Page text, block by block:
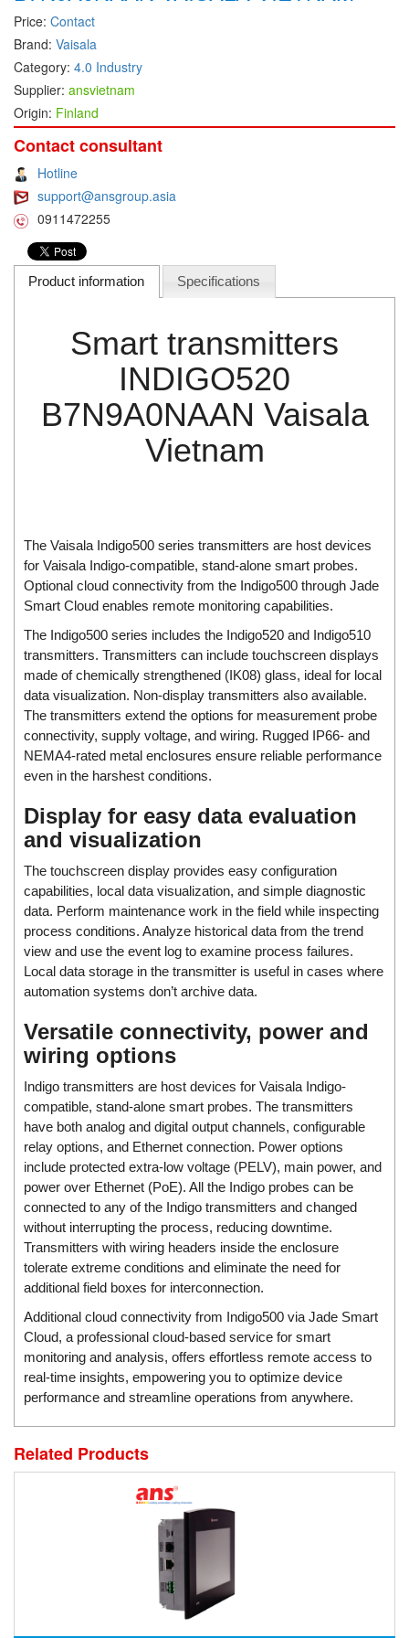
DEIF
DELTA
Delta Ohm
Delta sensor
Delta-mobrey
DEMA Engineering/ Foam- IT
DESAX
DET-TRONICS
Deublin
Dias Infrared
Di-Soric
DOLD - Autho ANS
Dold Vietnam
Dongdo Tech
Dongkun
Dosing Pump
DR. NEUMANN Peltier-Technik
Driesen Kern
Dropsa Vietnam
DSTI
DUCATI
Duclean
Dukin Besko
Dunkermotoren
Durag
Dwyer
DYH
Dynisco
E+H
E2S
Earthtech
Eaton
EBMPAPST
ECKERLE
Ecom-EX
Edward
EES
EGE Elektronik
Ekstrom-Carlson
Elands Cable Vietnam
Electronic Design System S.R.L Vietnam
Electronics Inc. Viet Nam
Price: Contact
Brand: Vaisala
Category: 4.0 Industry
Supplier: ansvietnam
Origin: Finland
Contact consultant
Hotline
support@ansgroup.asia
0911472255
Product information Specifications
Smart transmitters
INDIGO520
B7N9A0NAAN Vaisala
Vietnam
The Vaisala Indigo500 series transmitters are host devices
for Vaisala Indigo-compatible, stand-alone smart probes.
Optional cloud connectivity from the Indigo500 through Jade
Smart Cloud enables remote monitoring capabilities.
The Indigo500 series includes the Indigo520 and Indigo510
transmitters. Transmitters can include touchscreen displays
made of chemically strengthened (IK08) glass, ideal for local
data visualization. Non-display transmitters also available.
The transmitters extend the options for measurement probe
connectivity, supply voltage, and wiring. Rugged IP66- and
NEMA4-rated metal enclosures ensure reliable performance
even in the harshest conditions.
Display for easy data evaluation
and visualization
The touchscreen display provides easy configuration
capabilities, local data visualization, and simple diagnostic
data. Perform maintenance work in the field while inspecting
process conditions. Analyze historical data from the trend
view and use the event log to examine process failures.
Local data storage in the transmitter is useful in cases where
automation systems don’t archive data.
Versatile connectivity, power and
wiring options
Indigo transmitters are host devices for Vaisala Indigo-
compatible, stand-alone smart probes. The transmitters
have both analog and digital output channels, configurable
relay options, and Ethernet connection. Power options
include protected extra-low voltage (PELV), main power, and
power over Ethernet (PoE). All the Indigo probes can be
connected to any of the Indigo transmitters and changed
without interrupting the process, reducing downtime.
Transmitters with wiring headers inside the enclosure
tolerate extreme conditions and eliminate the need for
additional field boxes for interconnection.
Additional cloud connectivity from Indigo500 via Jade Smart
Cloud, a professional cloud-based service for smart
monitoring and analysis, offers effortless remote access to
real-time insights, empowering you to optimize device
performance and streamline operations from anywhere.
Related Products